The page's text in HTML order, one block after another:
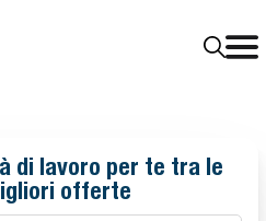
di lavoro per te tra le
offerte